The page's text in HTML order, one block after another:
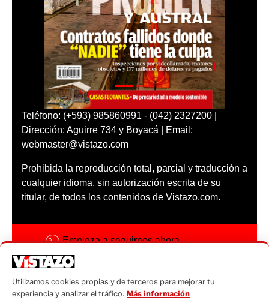
Teléfono: (+593) 985860991 - (042) 2327200 |
Dirección: Aguirre 734 y Boyacá | Email:
webmaster@vistazo.com
Prohibida la reproducción total, parcial y traducción a
cualquier idioma, sin autorización escrita de su
titular, de todos los contenidos de Vistazo.com.
Empieza a seguirnos ahora
Código ética
Utilizamos cookies propias y de terceros para mejorar tu
experiencia y analizar el tráfico. Más información